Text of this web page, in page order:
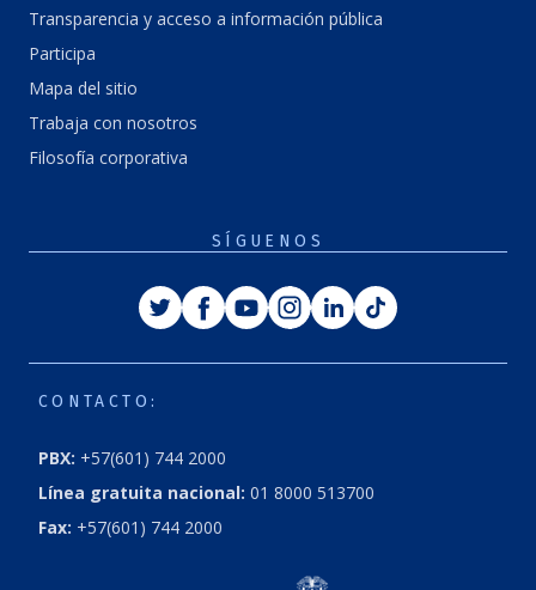
Transparencia y acceso a información pública
Participa
Mapa del sitio
Trabaja con nosotros
Filosofía corporativa
SÍGUENOS
TwitterFacebook
YoutubeInstagram
LinkedinTiktok
CONTACTO:
PBX: +57(601) 744 2000
Línea gratuita nacional: 01 8000 513700
Fax: +57(601) 744 2000